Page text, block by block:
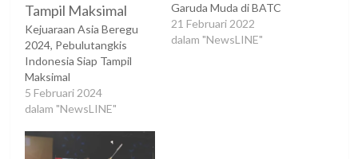
Kejuaraan Asia Beregu
2024, Pebulutangkis
Indonesia Siap Tampil
Maksimal
5 Februari 2024
dalam "NewsLINE"
Garuda Muda di BATC
21 Februari 2022
dalam "NewsLINE"